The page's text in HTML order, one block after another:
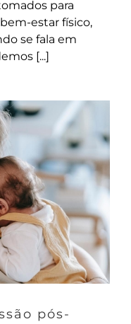
para
estar físico,
se fala em
[...]
pós-